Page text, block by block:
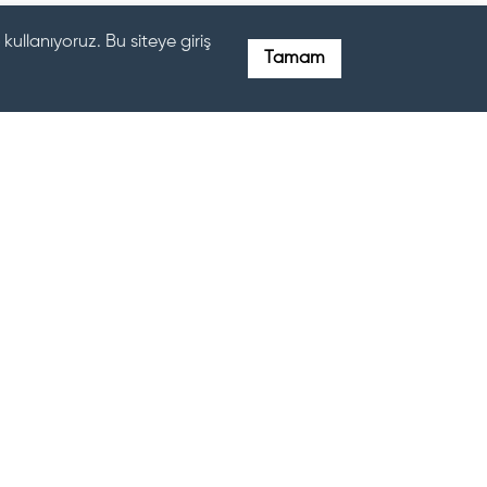
Bu siteye giriş
Tamam